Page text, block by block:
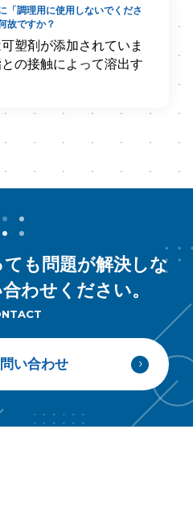
「調理用に使用しないでくださ
故ですか？
塑剤が添加されていま
の接触によって溶出す
も問題が解決しな
わせください。
い合わせ